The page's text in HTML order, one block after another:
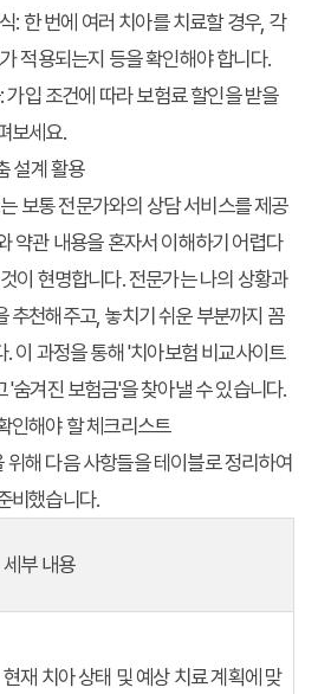
: 한 번에 여러 치아를 치료할 경우, 각
적용되는지 등을 확인해야 합니다.
가입 조건에 따라 보험료 할인을 받을
보세요.
설계 활용
보통 전문가와의 상담 서비스를 제공
약관 내용을 혼자서 이해하기 어렵다
이 현명합니다. 전문가는 나의 상황과
추천해주고, 놓치기 쉬운 부분까지 꼼
이 과정을 통해 '치아보험 비교사이트
'숨겨진 보험금'을 찾아낼 수 있습니다.
인해야 할 체크리스트
해 다음 사항들을 테이블로 정리하여
비했습니다.
세부 내용
현재 치아 상태 및 예상 치료 계획에 맞